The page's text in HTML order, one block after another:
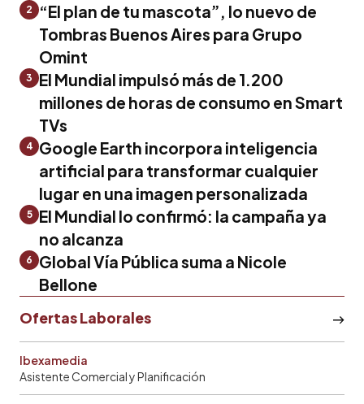
2
“El plan de tu mascota”, lo nuevo de
Tombras Buenos Aires para Grupo
Omint
3
El Mundial impulsó más de 1.200
millones de horas de consumo en Smart
TVs
4 Google Earth incorpora inteligencia
artificial para transformar cualquier
lugar en una imagen personalizada
5
El Mundial lo confirmó: la campaña ya
no alcanza
6
Global Vía Pública suma a Nicole
Bellone
Ofertas Laborales
Ibexamedia
Asistente Comercial y Planificación